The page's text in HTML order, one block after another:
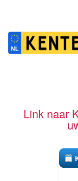
Link naar